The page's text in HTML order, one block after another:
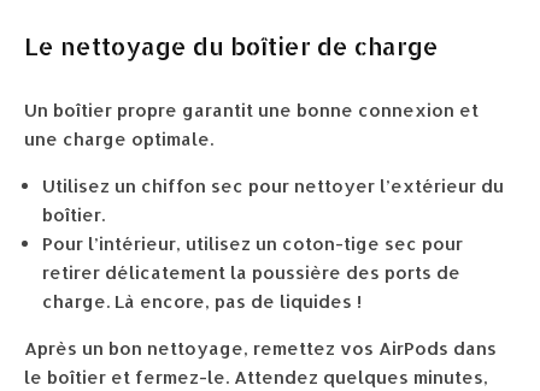
Le nettoyage du boîtier de charge
Un boîtier propre garantit une bonne connexion et
une charge optimale.
Utilisez un chiffon sec pour nettoyer l’extérieur du
boîtier.
Pour l’intérieur, utilisez un coton-tige sec pour
retirer délicatement la poussière des ports de
charge. Là encore, pas de liquides !
Après un bon nettoyage, remettez vos AirPods dans
le boîtier et fermez-le. Attendez quelques minutes,